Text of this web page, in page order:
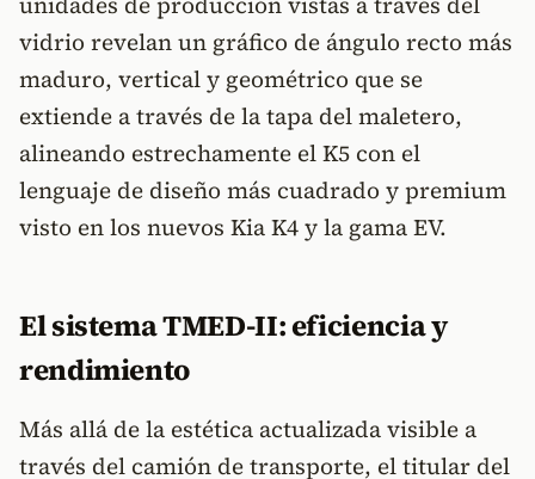
vidrio revelan un gráfico de ángulo recto más
maduro, vertical y geométrico que se
extiende a través de la tapa del maletero,
alineando estrechamente el K5 con el
lenguaje de diseño más cuadrado y premium
visto en los nuevos Kia K4 y la gama EV.
El sistema TMED-II: eficiencia y
rendimiento
Más allá de la estética actualizada visible a
través del camión de transporte, el titular del